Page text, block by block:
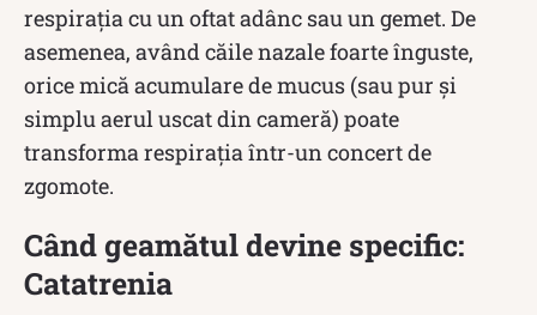
respirația cu un oftat adânc sau un gemet. De
asemenea, având căile nazale foarte înguste,
orice mică acumulare de mucus (sau pur și
simplu aerul uscat din cameră) poate
transforma respirația într-un concert de
zgomote.
Când geamătul devine specific:
Catatrenia